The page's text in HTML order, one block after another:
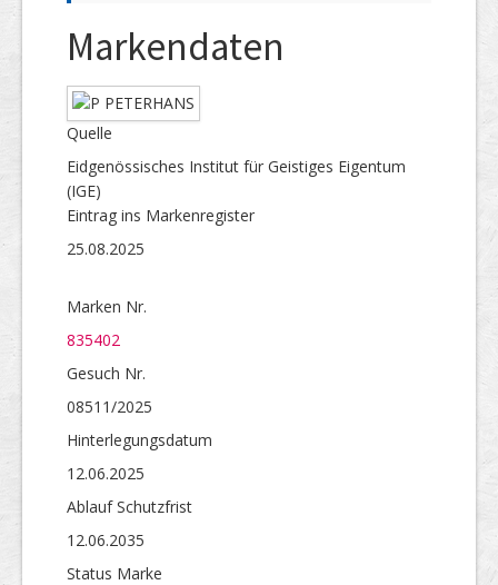
Markendaten
Quelle
Eidgenössisches Institut für Geistiges Eigentum
(IGE)
Eintrag ins Markenregister
25.08.2025
Marken Nr.
835402
Gesuch Nr.
08511/2025
Hinterlegungs­datum
12.06.2025
Ablauf Schutzfrist
12.06.2035
Status Marke